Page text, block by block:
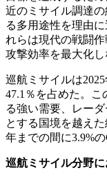
近のミサイル調達
る多用途性を理由
れらは現代の戦闘
攻撃効率を最大化し
巡航ミサイルは
47.1％を占めた。
る強い需要、レー
とする国境を越え
年までの間に3.9%
巡航ミサイル分野